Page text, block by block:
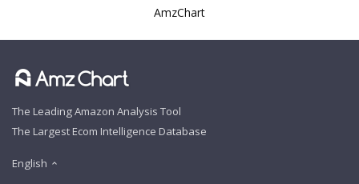
AmzChart
The Leading Amazon Analysis Tool
The Largest Ecom Intelligence Database
English